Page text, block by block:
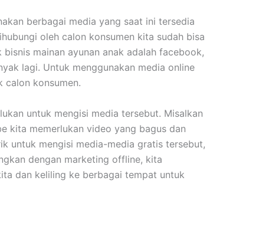
berbagai media yang saat ini tersedia
oleh calon konsumen kita sudah bisa
mainan ayunan anak adalah facebook,
lagi. Untuk menggunakan media online
calon konsumen.
untuk mengisi media tersebut. Misalkan
kita memerlukan video yang bagus dan
untuk mengisi media-media gratis tersebut,
dengan marketing offline, kita
dan keliling ke berbagai tempat untuk